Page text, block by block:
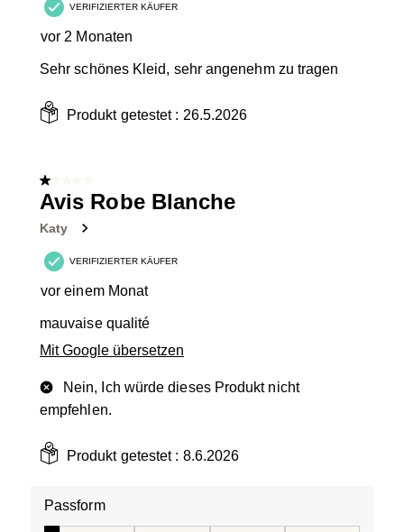
VERIFIZIERTER KÄUFER
vor 2 Monaten
Sehr schönes Kleid, sehr angenehm zu tragen
Produkt getestet : 26.5.2026
1 von 5 Sternen.
Avis Robe Blanche
Katy
VERIFIZIERTER KÄUFER
vor einem Monat
mauvaise qualité
Mit Google übersetzen
Nein, Ich würde dieses Produkt nicht
empfehlen.
Produkt getestet : 8.6.2026
Passform